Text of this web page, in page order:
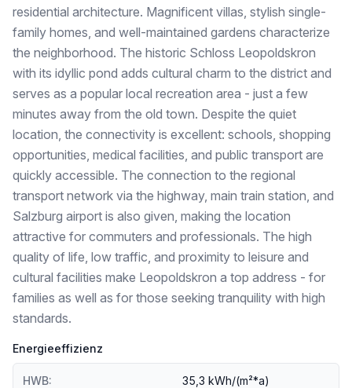
residential architecture. Magnificent villas, stylish single-
family homes, and well-maintained gardens characterize
the neighborhood. The historic Schloss Leopoldskron
with its idyllic pond adds cultural charm to the district and
serves as a popular local recreation area - just a few
minutes away from the old town. Despite the quiet
location, the connectivity is excellent: schools, shopping
opportunities, medical facilities, and public transport are
quickly accessible. The connection to the regional
transport network via the highway, main train station, and
Salzburg airport is also given, making the location
attractive for commuters and professionals. The high
quality of life, low traffic, and proximity to leisure and
cultural facilities make Leopoldskron a top address - for
families as well as for those seeking tranquility with high
standards.
Energieeffizienz
HWB: 35,3 kWh/(m²*a)